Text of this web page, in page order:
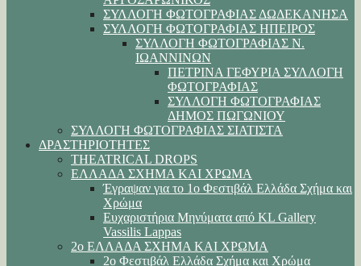
ΣΥΛΛΟΓΗ ΦΩΤΟΓΡΑΦΙΑΣ ΔΩΔΕΚΑΝΗΣΑ
ΣΥΛΛΟΓΗ ΦΩΤΟΓΡΑΦΙΑΣ ΗΠΕΙΡΟΣ
ΣΥΛΛΟΓΗ ΦΩΤΟΓΡΑΦΙΑΣ Ν.
ΙΩΑΝΝΙΝΩΝ
ΠΕΤΡΙΝΑ ΓΕΦΥΡΙΑ ΣΥΛΛΟΓΗ
ΦΩΤΟΓΡΑΦΙΑΣ
ΣΥΛΛΟΓΗ ΦΩΤΟΓΡΑΦΙΑΣ
ΔΗΜΟΣ ΠΩΓΩΝΙΟΥ
ΣΥΛΛΟΓΗ ΦΩΤΟΓΡΑΦΙΑΣ ΣΙΑΤΙΣΤΑ
ΔΡΑΣΤΗΡΙΟΤΗΤΕΣ
THEATRICAL DROPS
ΕΛΛΑΔΑ ΣΧΗΜΑ ΚΑΙ ΧΡΩΜΑ
Έγραψαν για το 1ο Φεστιβάλ Ελλάδα Σχήμα και
Χρώμα
Ευχαριστήρια Μηνύματα από KL Gallery
Vassilis Lappas
2ο ΕΛΛΑΔΑ ΣΧΗΜΑ ΚΑΙ ΧΡΩΜΑ
2ο Φεστιβάλ Ελλάδα Σχήμα και Χρώμα